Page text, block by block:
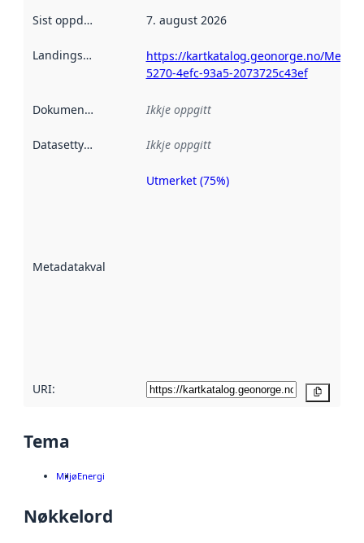
Sist oppdatert 7. august 2026
Landingsside
https://kartkatalog.geonorge.no/
5270-4efc-93a5-2073725c43ef
Dokumentasjon Ikkje oppgitt
Datasettype Ikkje oppgitt
Metadatakvalitet
Metadatakvalitet
Utmerket (75%)
URI:
Tema
MiljøEnergi
Nøkkelord